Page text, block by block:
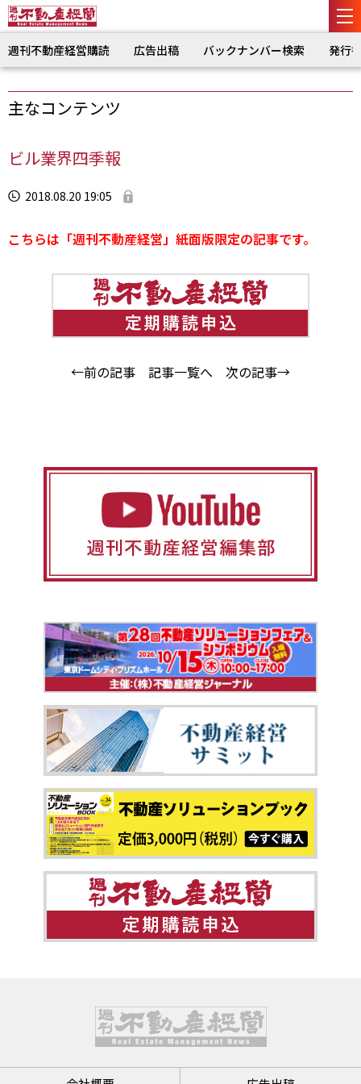
週刊不動産経営購読 広告出稿 バックナンバー検索 発行
主なコンテンツ
ビル業界四季報
2018.08.20 19:05
こちらは「週刊不動産経営」紙面版限定の記事です。
←前の記事 記事一覧へ 次の記事→